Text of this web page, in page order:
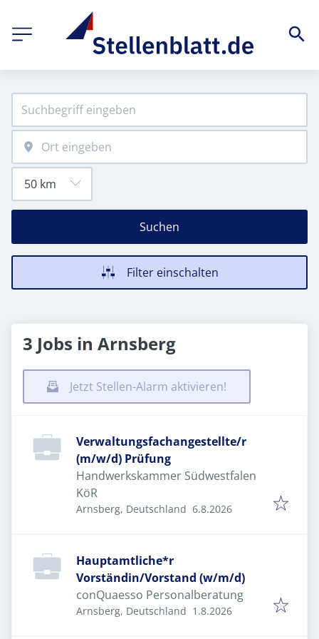
Suchen
Filter einschalten
3 Jobs in Arnsberg
Jetzt Stellen-Alarm aktivieren!
Verwaltungsfachangestellte/r
(m/w/d) Prüfung
Handwerkskammer Südwestfalen
KöR
Arnsberg, Deutschland Veröffentlicht
6.8.2026
Hauptamtliche*r
Vorständin/Vorstand (w/m/d)
conQuaesso Personalberatung
Arnsberg, Deutschland Veröffentlicht
1.8.2026